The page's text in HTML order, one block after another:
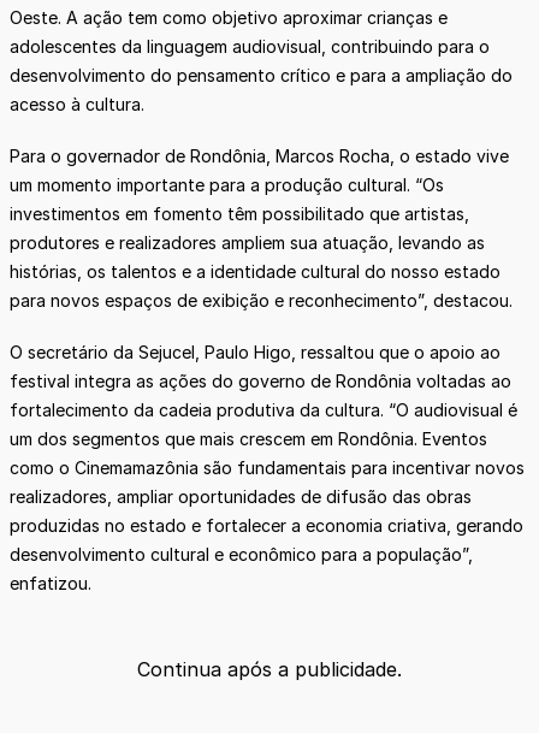
Oeste. A ação tem como objetivo aproximar crianças e
adolescentes da linguagem audiovisual, contribuindo para o
desenvolvimento do pensamento crítico e para a ampliação do
acesso à cultura.
Para o governador de Rondônia, Marcos Rocha, o estado vive
um momento importante para a produção cultural. “Os
investimentos em fomento têm possibilitado que artistas,
produtores e realizadores ampliem sua atuação, levando as
histórias, os talentos e a identidade cultural do nosso estado
para novos espaços de exibição e reconhecimento”, destacou.
O secretário da Sejucel, Paulo Higo, ressaltou que o apoio ao
festival integra as ações do governo de Rondônia voltadas ao
fortalecimento da cadeia produtiva da cultura. “O audiovisual é
um dos segmentos que mais crescem em Rondônia. Eventos
como o Cinemamazônia são fundamentais para incentivar novos
realizadores, ampliar oportunidades de difusão das obras
produzidas no estado e fortalecer a economia criativa, gerando
desenvolvimento cultural e econômico para a população”,
enfatizou.
Continua após a publicidade.